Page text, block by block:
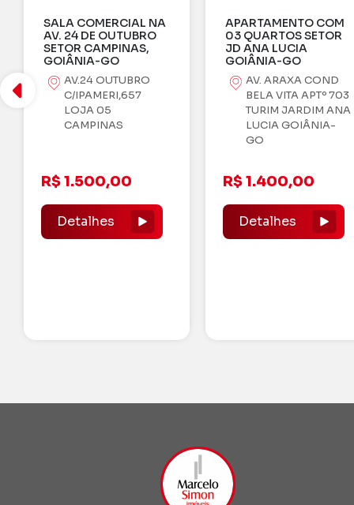
APARTAMENTO COM
03 QUARTOS SETOR
JD ANA LUCIA
GOIÂNIA-GO
AV. ARAXA COND
BELA VITA APTº 703
TURIM JARDIM ANA
LUCIA GOIÂNIA-
R$ 1.400,00
Detalhes
EDF. FULL
SUÍTES PLENAS
N°1468. -
BUENO